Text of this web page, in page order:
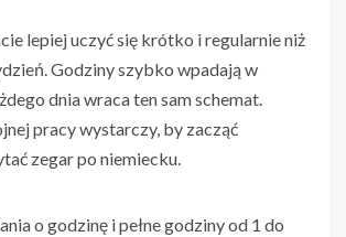
lepiej uczyć się krótko i regularnie niż
Godziny szybko wpadają w
dnia wraca ten sam schemat.
pracy wystarczy, by zacząć
zegar po niemiecku.
o godzinę i pełne godziny od 1 do